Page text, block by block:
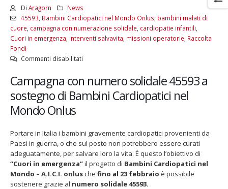
Di Aragorn
News
45593 Bambini Cardiopatici nel Mondo Onlus bambini malati di
cuore campagna con numerazione solidale cardiopatie infantili
Cuori in emergenza interventi salvavita missioni operatorie Raccolta
Fondi
Commenti disabilitatisu
al
febbraio
in
emergenza”:
dai
Paesi
Campagna con numero solidale 45593 a
sostegno di Bambini Cardiopatici nel
Mondo Onlus
Portare in Italia i bambini gravemente cardiopatici provenienti da
Paesi in guerra, o che sul posto non potrebbero essere curati
adeguatamente, per salvare loro la vita. È questo l’obiettivo di
“Cuori in emergenza”il progetto di Bambini Cardiopatici nel
Mondo – A.I.C.I. onlusche fino al 23 febbraio è possibile
sostenere grazie al numero solidale 45593.
Fino al 29 marzo 2026 – Anziani
malati e fragili, VIDAS lancia
una campagna per rafforzare
l’assistenza domiciliare
17, 2026
13 dicembre 2024 – In
carnet per le Prove Aperte
della Filarmonica della
Dicembre 14, 2024